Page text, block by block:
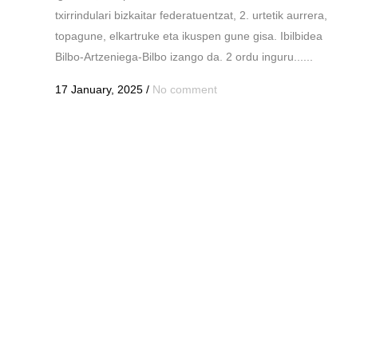
txirrindulari bizkaitar federatuentzat, 2. urtetik aurrera,
topagune, elkartruke eta ikuspen gune gisa. Ibilbidea
Bilbo-Artzeniega-Bilbo izango da. 2 ordu inguru......
17 January, 2025 / No comment